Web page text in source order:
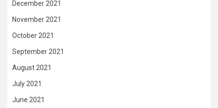
December 2021
November 2021
October 2021
September 2021
August 2021
July 2021
June 2021